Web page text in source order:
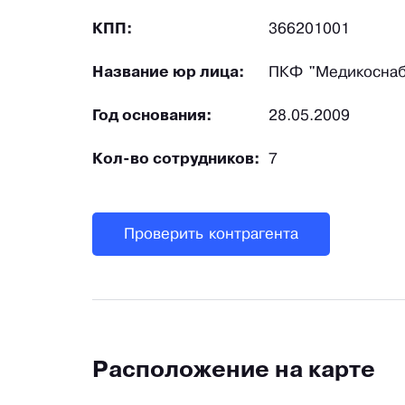
КПП: 366201001
Название юр лица: ПКФ
Год основания: 28.05.2009
Кол-во сотрудников: 7
Проверить контрагента
Расположение на карте